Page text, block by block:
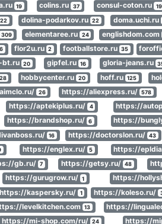
19 colins.ru 37 consul-coton.ru 19
dolina-podarkov.ru 22 doma.uchi.ru
309 elementaree.ru 24 englishdom.com
flor2u.ru 2 footballstore.ru 35
bt.ru 20 gipfel.ru 16 gloria-jeans.ru
hobbycenter.ru 20 hoff.ru 125
26 https://aliexpress.ru/ 578
https://aptekiplus.ru/ 4 https://
https://brandshop.ru/ 6 https://
16 https://doctorslon.ru/ 43
https://englex.ru/ 5 https://
gb.ru/ 7 https://getsy.ru/ 48
https://gurugrow.ru/ 1 https://
https://kaspersky.ru/ 1 https://koleso.ru/
levelkitchen.com 13 https://
https://mi-shop.com/ru/ 24 https://